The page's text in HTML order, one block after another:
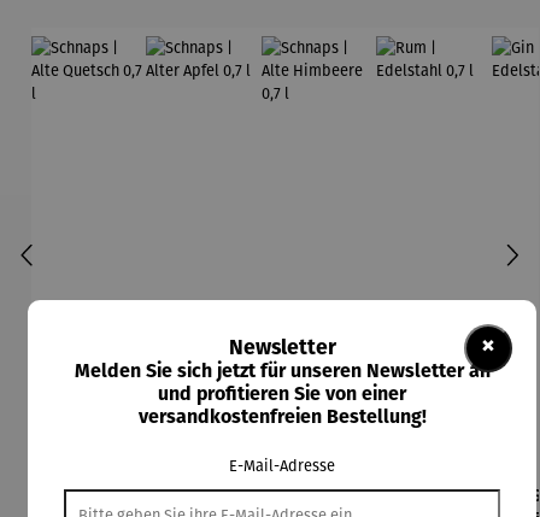
Schnaps |
Schnaps |
Schnaps |
Rum |
×
Newsletter
Melden Sie sich jetzt für unseren Newsletter an
und profitieren Sie von einer
versandkostenfreien Bestellung!
E-Mail-Adresse